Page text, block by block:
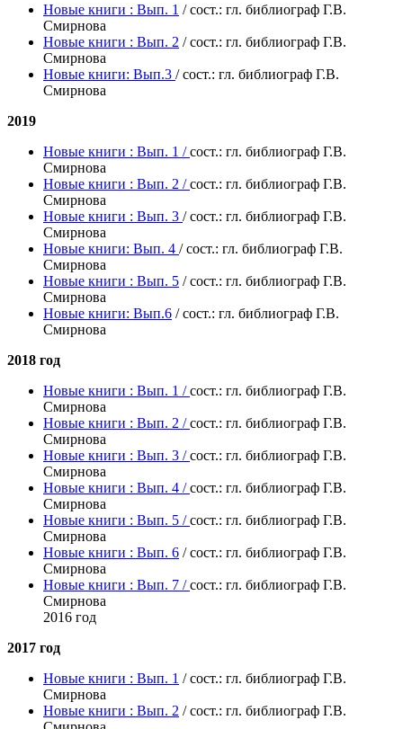
Новые книги : Вып. 1 / сост.: гл. библиограф Г.В.
Смирнова
Новые книги : Вып. 2 / сост.: гл. библиограф Г.В.
Смирнова
Новые книги: Вып.3 / сост.: гл. библиограф Г.В.
Смирнова
2019
Новые книги : Вып. 1 /сост.: гл. библиограф Г.В.
Смирнова
Новые книги : Вып. 2 /сост.: гл. библиограф Г.В.
Смирнова
Новые книги : Вып. 3 / сост.: гл. библиограф Г.В.
Смирнова
Новые книги: Вып. 4 / сост.: гл. библиограф Г.В.
Смирнова
Новые книги : Вып. 5 / сост.: гл. библиограф Г.В.
Смирнова
Новые книги: Вып.6 / сост.: гл. библиограф Г.В.
Смирнова
2018 год
Новые книги : Вып. 1 /сост.: гл. библиограф Г.В.
Смирнова
Новые книги : Вып. 2 /сост.: гл. библиограф Г.В.
Смирнова
Новые книги : Вып. 3 /сост.: гл. библиограф Г.В.
Смирнова
Новые книги : Вып. 4 /сост.: гл. библиограф Г.В.
Смирнова
Новые книги : Вып. 5 /сост.: гл. библиограф Г.В.
Смирнова
Новые книги : Вып. 6 / сост.: гл. библиограф Г.В.
Смирнова
Новые книги : Вып. 7 /сост.: гл. библиограф Г.В.
Смирнова
2016 год
2017 год
Новые книги : Вып. 1 / сост.: гл. библиограф Г.В.
Смирнова
Новые книги : Вып. 2 / сост.: гл. библиограф Г.В.